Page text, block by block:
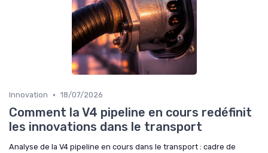
Innovation • 18/07/2026
Comment la V4 pipeline en cours redéfinit
les innovations dans le transport
Analyse de la V4 pipeline en cours dans le transport : cadre de